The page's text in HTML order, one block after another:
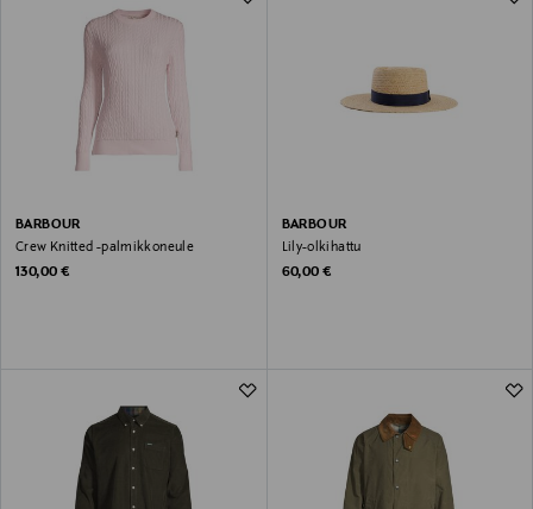
BARBOUR
Crew Knitted -palmikkoneule
Original Price
130,00 €
BARBOUR
Lily-olkihattu
Original Price
60,00 €